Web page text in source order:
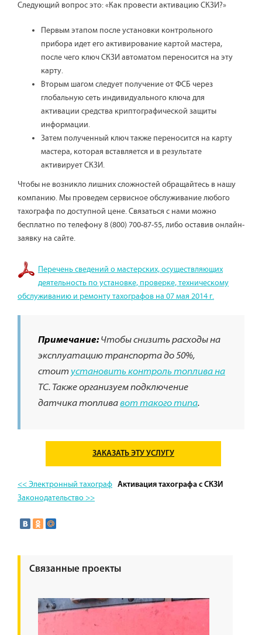
Следующий вопрос это: «Как провести активацию СКЗИ?»
Первым этапом после установки контрольного
прибора идет его активирование картой мастера,
после чего ключ СКЗИ автоматом переносится на эту
карту.
Вторым шагом следует получение от ФСБ через
глобальную сеть индивидуального ключа для
активации средства криптографической защиты
информации.
Затем полученный ключ также переносится на карту
мастера, которая вставляется и в результате
активирует СКЗИ.
Чтобы не возникло лишних сложностей обращайтесь в нашу
компанию. Мы проведем сервисное обслуживание любого
тахографа по доступной цене. Связаться с нами можно
бесплатно по телефону 8 (800) 700-87-55, либо оставив онлайн-
заявку на сайте.
Перечень сведений о мастерских, осуществляющих
деятельность по установке, проверке, техническому
обслуживанию и ремонту тахографов на 07 мая 2014 г.
Примечание:Чтобы снизить расходы на
эксплуатацию транспорта до 50%,
стоит установить контроль топлива на
ТС. Также организуем подключение
датчика топливавот такого типа.
ЗАКАЗАТЬ ЭТУ УСЛУГУ
<< Электронный тахограф Активация тахографа с СКЗИ
Законодательство >>
Связанные проекты